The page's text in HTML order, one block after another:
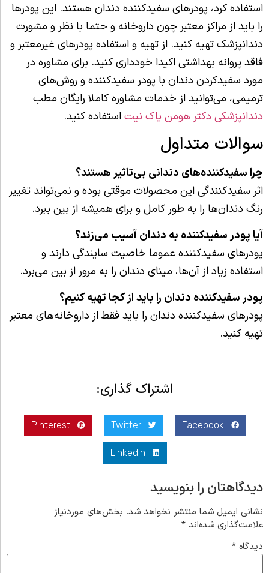
استفاده کرد، پودرهای سفیدکننده دندان هستند. این پودرها
را باید از مراکز معتبر چون داروخانه و حتما با نظر و مشورت
دندانپزشک تهیه کنید. از تهیه و استفاده پودرهای غیرمعتبر و
فاقد پروانه بهداشتی اکیدا خودداری کنید. برای مشاوره در
مورد سفیدکردن دندان با پودر سفیدکننده و روش‌های
ترمیمی، می‌توانید از خدمات مشاوره کاملا رایگان مطب
دندانپزشکی دکتر هومن پاک نیتاستفاده کنید.
سوالات متداول
چرا سفیدکننده‌های دندانی بی‌تاثیر هستند؟
اثر سفیدکنندگی این محصولات موقتی بوده و نمی‌تواند تغییر
رنگ دندان‌ها را به طور کامل و برای همیشه از بین ببرد.
آیا پودر سفیدکننده به دندان آسیب می‌زند؟
پودرهای سفیدکننده عموما خاصیت سایندگی دارند و
استفاده زیاد از آن‌ها، مینای دندان را به مرور از بین می‌برد.
پودر سفیدکننده دندان را باید از کجا تهیه کنیم؟
پودرهای سفیدکننده دندان را باید فقط از داروخانه‌های معتبر
تهیه کنید.
اشتراک گذاری:
Facebook
Twitter
Pinterest
LinkedIn
دیدگاهتان را بنویسید
نشانی ایمیل شما منتشر نخواهد شد. بخش‌های موردنیاز
علامت‌گذاری شده‌اند *
دیدگاه *